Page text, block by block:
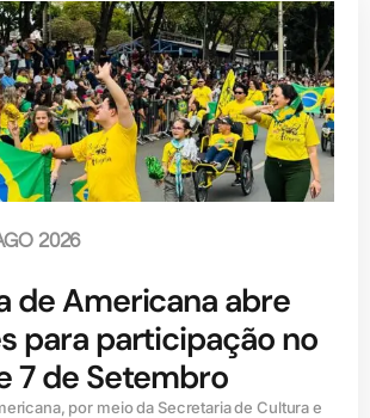
2026
de Americana abre
para participação no
7 de Setembro
por meio da Secretaria de Cultura e